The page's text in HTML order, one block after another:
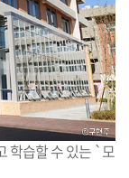
학습할 수 있는 `모